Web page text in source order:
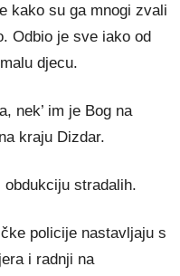
kako su ga mnogi zvali
Odbio je sve iako od
djecu.
nek’ im je Bog na
kraju Dizdar.
stradalih.
policije nastavljaju s
i radnji na